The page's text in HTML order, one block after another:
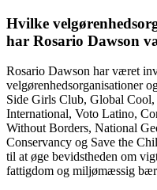
Hvilke
har Rosario Dawson
Rosario Dawson har været
velgørenhedsorganisationer
Side Girls Club, Global
International, Voto Latino,
Without Borders, National
Conservancy og Save the
til at øge bevidstheden om
fattigdom og miljømæssig